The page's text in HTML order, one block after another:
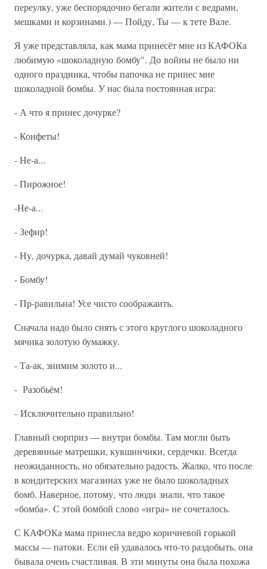
переулку, уже беспорядочно бегали жители с ведрами,
мешками и корзинами.) — Пойду, Ты — к тете Вале.
Я уже представляла, как мама принесёт мне из КАФОКа
любимую «шоколадную бомбу". До войны не было ни
одного праздника, чтобы папочка не принес мне
шоколадной бомбы. У нас была постоянная игра:
- А что я принес дочурке?
- Конфеты!
- Не-а...
- Пирожное!
-Не-а...
- Зефир!
- Ну, дочурка, давай думай чуковней!
- Бомбу!
- Пр-равильна! Усе чисто соображаить.
Сначала надо было снять с этого круглого шоколадного
мячика золотую бумажку.
- Та-ак, знимим золото и...
- Разобьём!
- Исключительно правильно!
Главный сюрприз — внутри бомбы. Там могли быть
деревянные матрешки, кувшинчики, сердечки. Всегда
неожиданность, но обязательно радость. Жалко, что после
в кондитерских магазинах уже не было шоколадных
бомб. Наверное, потому, что люди знали, что такое
«бомба». С этой бомбой слово «игра» не сочеталось.
С КАФОКа мама принесла ведро коричневой горькой
массы — патоки. Если ей удавалось что-то раздобыть, она
бывала очень счастливая. В эти минуты она была похожа